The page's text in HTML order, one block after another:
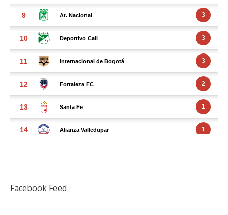
Facebook Feed